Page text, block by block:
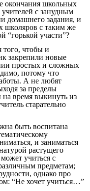
окончания школьных
с занудным
домашнего задания, и
школяров с таким же
“горькой участи”?
того, чтобы и
закрепили новые
простых и сложных
потому что
А не любят
за пределы
на время выкинуть из
старательно
быть воспитана
и заниматься
растущего
учиться с
предметам;
однако про
“Не хочет учиться…”